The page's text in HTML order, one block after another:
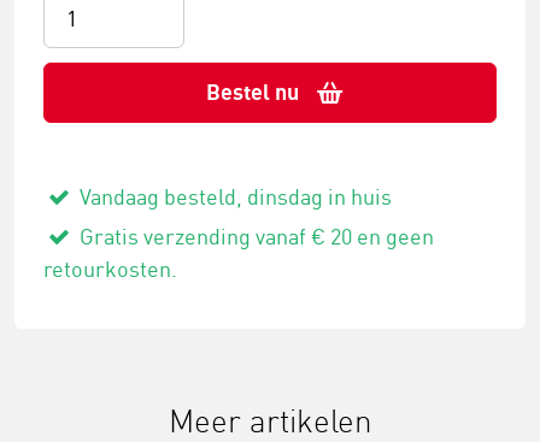
Bestel nu
Vandaag besteld, dinsdag in huis
Gratis verzending vanaf € 20 en geen
retourkosten.
Meer artikelen